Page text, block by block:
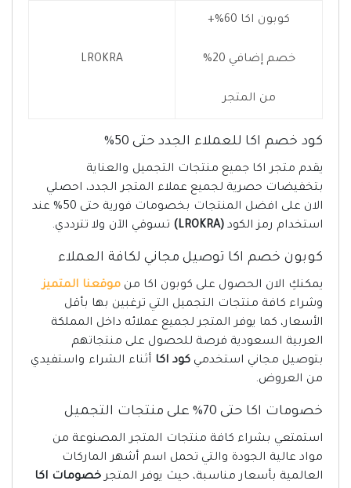
كوبون اكا 60%+
خصم إضافي 20%
من المتجر
LROKRA
كود خصم اكا للعملاء الجدد حتى 50%
يقدم متجر اكا جميع منتجات التجميل والعناية
بتخفيضات حصرية لجميع عملاء المتجر الجدد، احصلي
الان على افضل المنتجات بخصومات فورية حتى 50% عند
استخدام رمز الكود (LROKRA) تسوقي الآن ولا تترددي.
كوبون خصم اكا توصيل مجاني لكافة العملاء
يمكنكِ الان الحصول على كوبون اكا من موقعنا المتميز
وشراء كافة منتجات التجميل التي ترغبين بها بأقل
الأسعار، كما يوفر المتجر لجميع عملائه داخل المملكة
العربية السعودية فرصة للحصول على منتجاتهم
بتوصيل مجاني استخدمي كود اكا أثناء الشراء واستفيدي
من العروض.
خصومات اكا حتى 70% على منتجات التجميل
استمتعي بشراء كافة منتجات المتجر المصنوعة من
مواد عالية الجودة والتي تحمل اسم أشهر الماركات
العالمية بأسعار مناسبة، حيث يوفر المتجرخصومات اكا